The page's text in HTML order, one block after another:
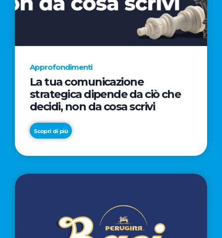
AL
CINEMA
NELLA
CAMPAGNA
REGISTA
PREMIO
OSCAR®
Approfondimenti
La tua comunicazione
strategica dipende da ciò che
decidi, non da cosa scrivi
Scopri di più